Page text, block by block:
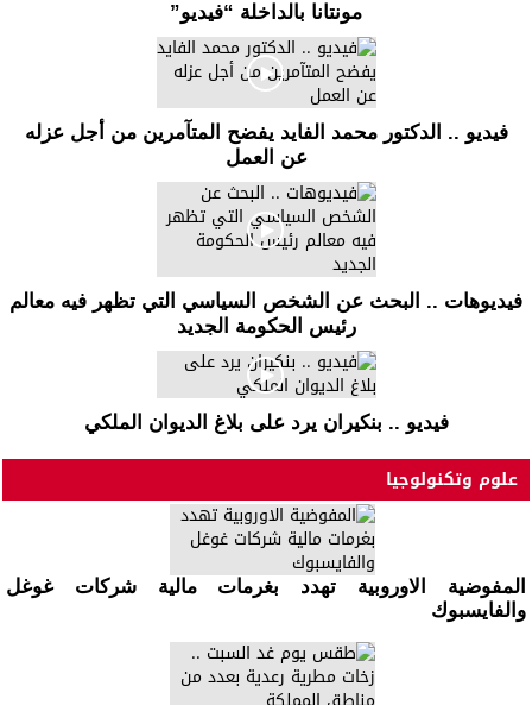
مونتانا بالداخلة “فيديو”
فيديو .. الدكتور محمد الفايد يفضح المتآمرين من أجل عزله
عن العمل
فيديوهات .. البحث عن الشخص السياسي التي تظهر فيه معالم
رئيس الحكومة الجديد
فيديو .. بنكيران يرد على بلاغ الديوان الملكي
علوم وتكنولوجيا
المفوضية الاوروبية تهدد بغرمات مالية شركات غوغل
والفايسبوك